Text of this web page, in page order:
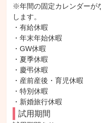
※年間の固定カレンダーが
します。
・有給休暇
・年末年始休暇
・GW休暇
・夏季休暇
・慶弔休暇
・産前産後・育児休暇
・特別休暇
・新婚旅行休暇
試用期間